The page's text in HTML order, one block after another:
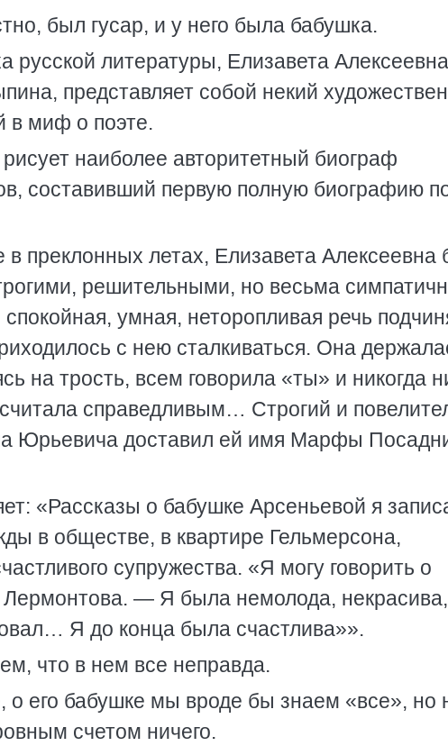
был гусар, и у него была бабушка.
русской литературы, Елизавета Алексеевна
представляет собой некий
в миф о поэте.
наиболее авторитетный биограф
составивший первую полную биографию
преклонных летах, Елизавета Алексеевна
решительными, но весьма
умная, неторопливая речь
с нею сталкиваться. Она
на трость, всем говорила «ты» и никогда
справедливым… Строгий и
Юрьевича доставил ей имя Марфы
«Рассказы о бабушке Арсеньевой я
в обществе, в квартире Гельмерсона,
супружества. «Я могу говорить о
— Я была немолода, некрасива,
Я до конца была счастлива»».
что в нем все неправда.
о его бабушке мы вроде бы знаем «все», но
счетом ничего.